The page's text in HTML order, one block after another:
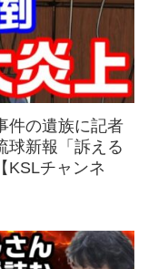
件の遺族に記者
球新報「訴える
KSLチャンネ